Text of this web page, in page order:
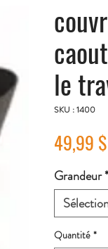
le
SKU : 1400
49,99 $
Grandeur*
Quantité *